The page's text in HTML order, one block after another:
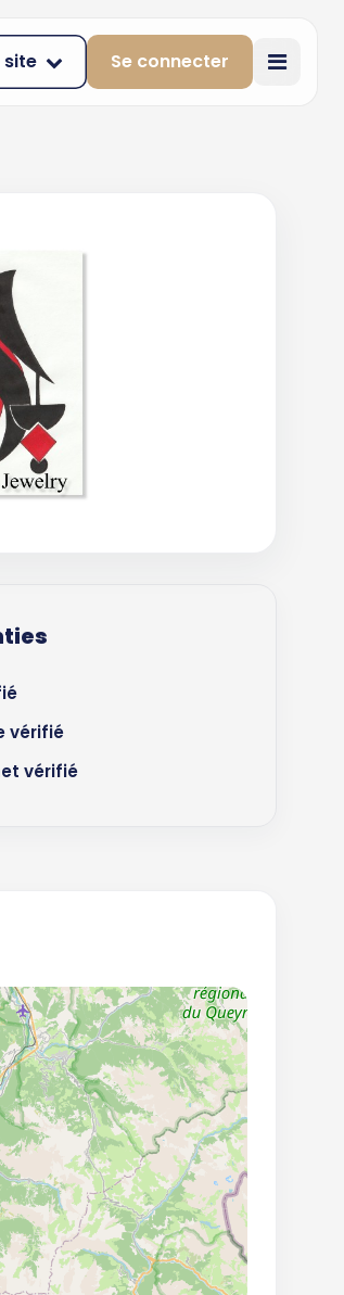
site Se connecter
vérifié
vérifié